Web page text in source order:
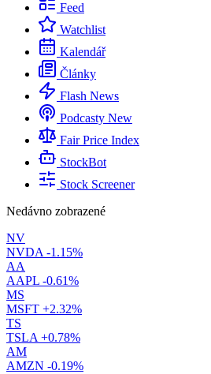
Feed
Watchlist
Kalendář
Články
Flash News
Podcasty New
Fair Price Index
StockBot
Stock Screener
Nedávno zobrazené
NV
NVDA -1.15%
AA
AAPL -0.61%
MS
MSFT +2.32%
TS
TSLA +0.78%
AM
AMZN -0.19%